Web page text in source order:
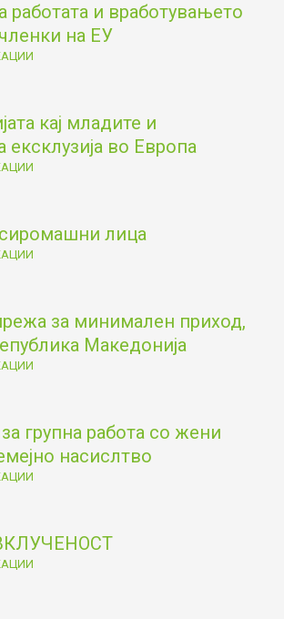
работата и вработувањето
на ЕУ
кај младите и
ексклузија во Европа
лица
за минимален приход,
Македонија
групна работа со жени
насислтво